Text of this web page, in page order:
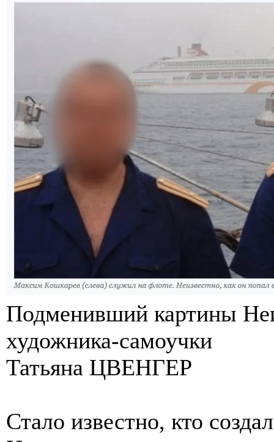
Подменивший картины
художника-самоучки
Татьяна ЦВЕНГЕР
Стало известно, кто